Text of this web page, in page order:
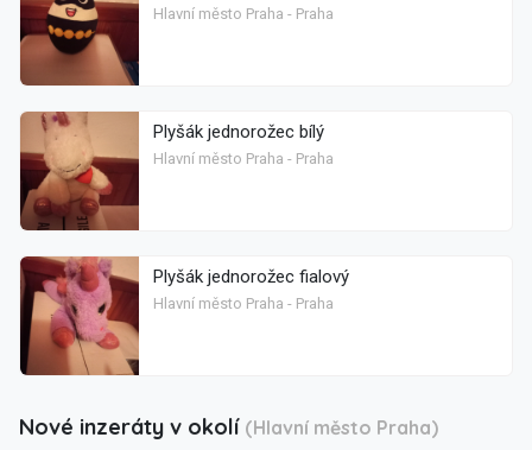
Hlavní město Praha - Praha
Plyšák jednorožec bílý
Hlavní město Praha - Praha
Plyšák jednorožec fialový
Hlavní město Praha - Praha
Nové inzeráty v okolí (Hlavní město Praha)